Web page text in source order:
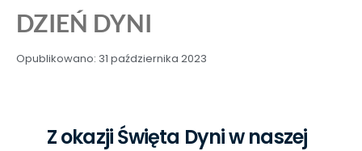
DZIEŃ DYNI
Opublikowano: 31 października 2023
Z okazji Święta Dyni w naszej